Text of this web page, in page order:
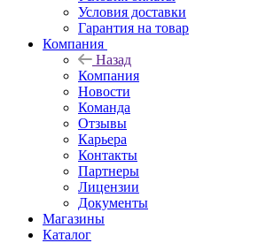
Условия доставки
Гарантия на товар
Компания
Назад
Компания
Новости
Команда
Отзывы
Карьера
Контакты
Партнеры
Лицензии
Документы
Магазины
Каталог